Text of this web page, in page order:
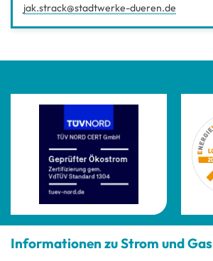
jak.strack@stadtwerke-dueren.de
Informationen zu Strom und Gas